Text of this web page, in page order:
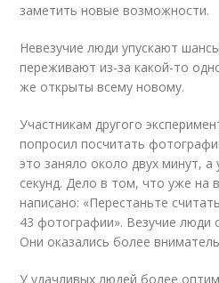
заметить новые возможности.
Невезучие люди упускают
переживают из-за какой-то
же открыты всему новому.
Участникам другого
попросил посчитать
это заняло около двух минут,
секунд. Дело в том, что уже на
написано: «Перестаньте
43 фотографии». Везучие люди
Они оказались более
У удачливых людей более